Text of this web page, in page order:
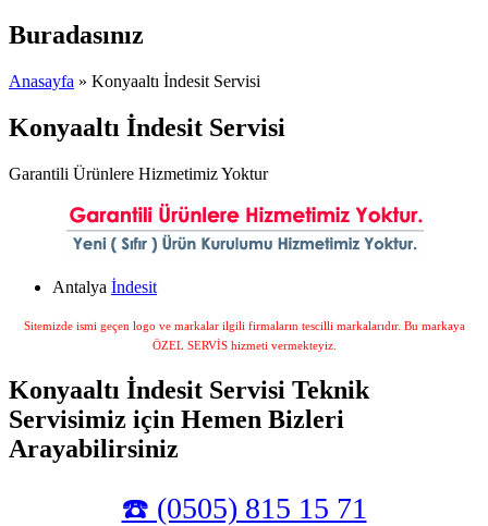
Buradasınız
Anasayfa » Konyaaltı İndesit Servisi
Konyaaltı İndesit Servisi
Garantili Ürünlere Hizmetimiz Yoktur
Antalya İndesit
Sitemizde ismi geçen logo ve markalar ilgili firmaların tescilli markalarıdır. Bu markaya
ÖZEL SERVİS hizmeti vermekteyiz.
Konyaaltı İndesit Servisi Teknik
Servisimiz için Hemen Bizleri
Arayabilirsiniz
☎️ (0505) 815 15 71